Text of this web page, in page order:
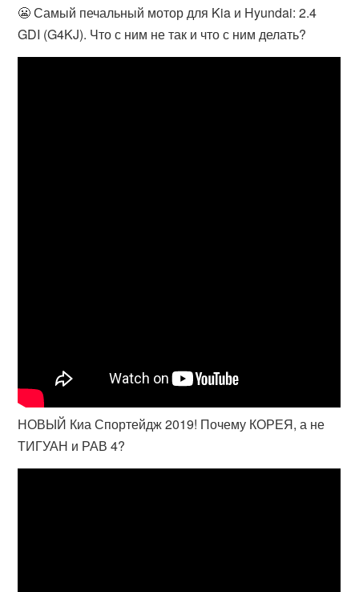
😬 Самый печальный мотор для Kia и Hyundai: 2.4
GDI (G4KJ). Что с ним не так и что с ним делать?
НОВЫЙ Киа Спортейдж 2019! Почему КОРЕЯ, а не
ТИГУАН и РАВ 4?